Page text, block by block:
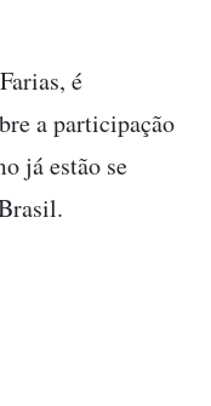
é
a participação
já estão se